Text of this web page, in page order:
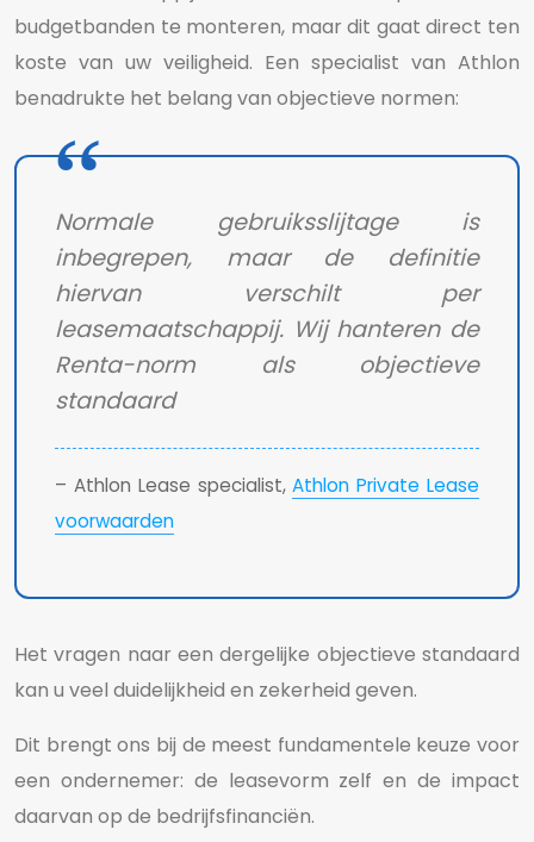
budgetbanden te monteren, maar dit gaat direct ten
koste van uw veiligheid. Een specialist van Athlon
benadrukte het belang van objectieve normen:
Normale gebruiksslijtage is
inbegrepen, maar de definitie
hiervan verschilt per
leasemaatschappij. Wij hanteren de
Renta-norm als objectieve
standaard
– Athlon Lease specialist,Athlon Private Lease
voorwaarden
Het vragen naar een dergelijke objectieve standaard
kan u veel duidelijkheid en zekerheid geven.
Dit brengt ons bij de meest fundamentele keuze voor
een ondernemer: de leasevorm zelf en de impact
daarvan op de bedrijfsfinanciën.